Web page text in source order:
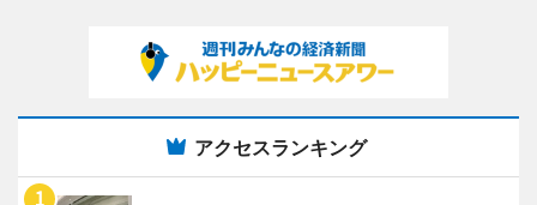
アクセスランキング